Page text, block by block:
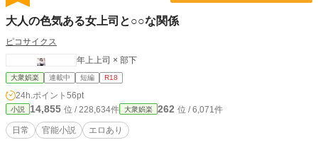
大人の色気ある女上司と○○な関係
ピコサイクス
年上上司 × 部下
大衆娯楽 連載中 短編 R18
24h.ポイント 56pt
小説 14,855 位 / 228,634件 大衆娯楽 262 位 / 6,071件
日常 官能小説 エロあり